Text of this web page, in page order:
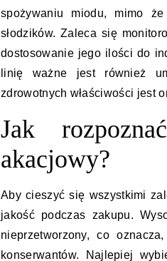
spożywaniu miodu, mimo
słodzików. Zaleca się
dostosowanie jego ilości do
linię ważne jest również
zdrowotnych właściwości jest
Jak
akacjowy?
Aby cieszyć się wszystkimi
jakość podczas zakupu.
nieprzetworzony, co
konserwantów. Najlepiej